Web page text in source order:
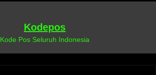
Kodepos
Kode Pos Seluruh Indonesia